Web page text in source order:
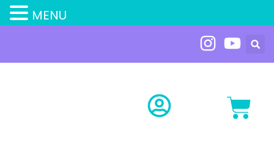
contenido
MENU